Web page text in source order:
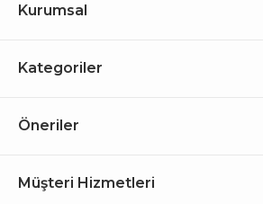
Kurumsal
Kategoriler
Öneriler
Müşteri Hizmetleri